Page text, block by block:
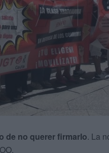
de no querer firmarlo. La